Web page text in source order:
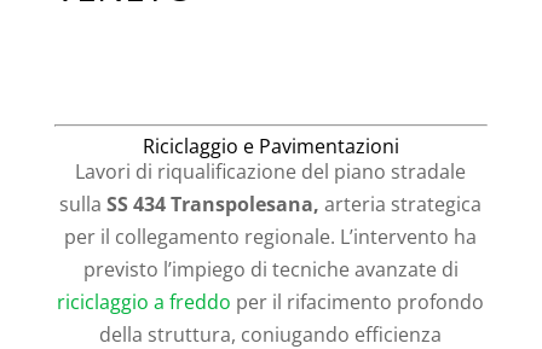
Riciclaggio e Pavimentazioni
Lavori di riqualificazione del piano stradale
sullaSS 434 Transpolesana, arteria strategica
per il collegamento regionale. L’intervento ha
previsto l’impiego di tecniche avanzate di
riciclaggio a freddo per il rifacimento profondo
della struttura, coniugando efficienza